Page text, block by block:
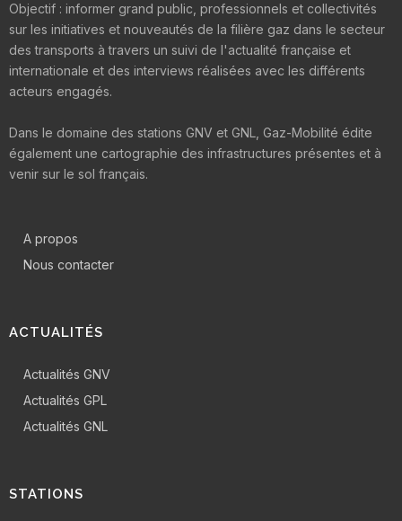
Objectif : informer grand public, professionnels et collectivités
sur les initiatives et nouveautés de la filière gaz dans le secteur
des transports à travers un suivi de l'actualité française et
internationale et des interviews réalisées avec les différents
acteurs engagés.
Dans le domaine des stations GNV et GNL, Gaz-Mobilité édite
également une cartographie des infrastructures présentes et à
venir sur le sol français.
A propos
Nous contacter
ACTUALITÉS
Actualités GNV
Actualités GPL
Actualités GNL
STATIONS